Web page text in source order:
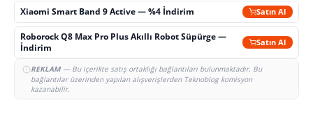
Xiaomi Smart Band 9 Active — %4 İndirim Satın Al
Roborock Q8 Max Pro Plus Akıllı Robot Süpürge —
İndirim
Satın Al
REKLAM— Bu içerikte satış ortaklığı bağlantıları bulunmaktadır. Bu
bağlantılar üzerinden yapılan alışverişlerden Teknoblog komisyon
kazanabilir.